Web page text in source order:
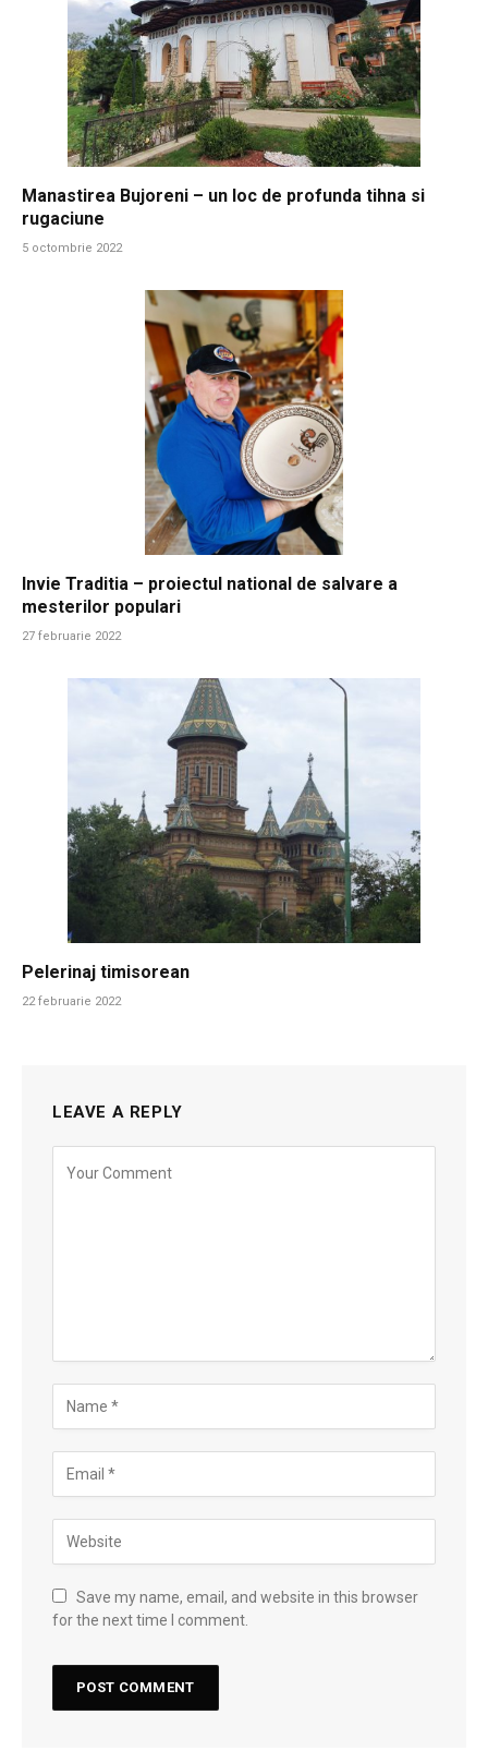
Manastirea Bujoreni – un loc de profunda tihna si
rugaciune
5 octombrie 2022
Invie Traditia – proiectul national de salvare a
mesterilor populari
27 februarie 2022
Pelerinaj timisorean
22 februarie 2022
LEAVE A REPLY
Save my name, email, and website in this browser
for the next time I comment.